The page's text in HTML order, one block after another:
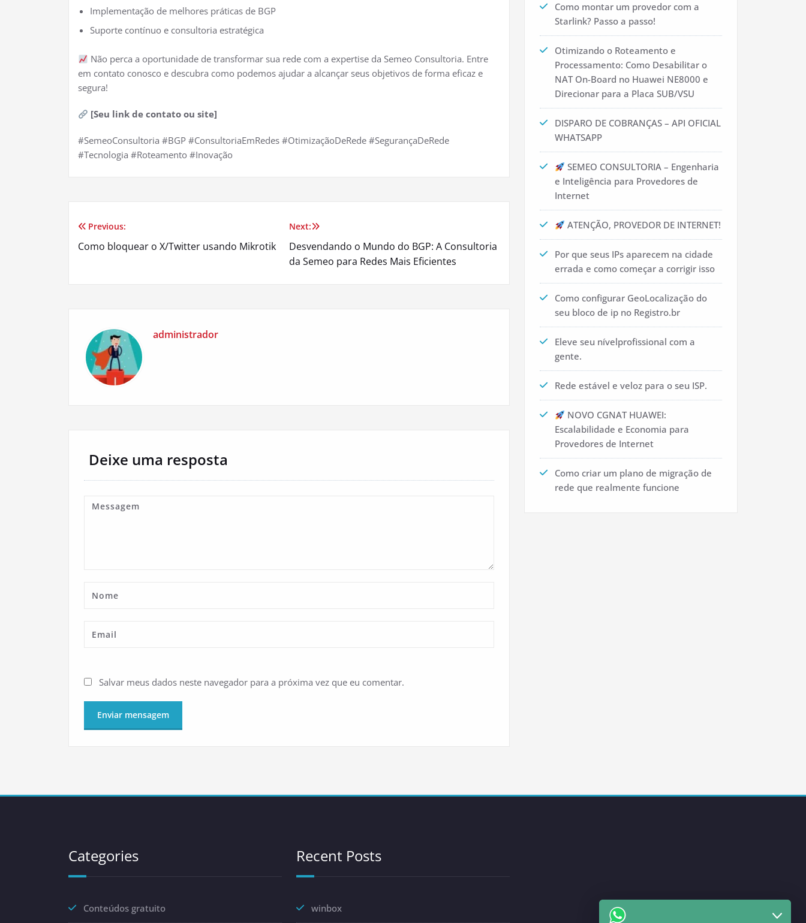
Implementação de melhores práticas de BGP
Suporte contínuo e consultoria estratégica
Não perca a oportunidade de transformar sua rede com a expertise da Semeo Consultoria. Entre
em contato conosco e descubra como podemos ajudar a alcançar seus objetivos de forma eficaz e
segura!
[Seu link de contato ou site]
#SemeoConsultoria #BGP #ConsultoriaEmRedes #OtimizaçãoDeRede #SegurançaDeRede
#Tecnologia #Roteamento #Inovação
Navegação
Previous:
Como bloquear o X/Twitter usando Mikrotik
Next:
Desvendando o Mundo do BGP: A Consultoria
da Semeo para Redes Mais Eficientes
administrador
Deixe uma resposta
Salvar meus dados neste navegador para a próxima vez que eu comentar.
Como montar um provedor com a
Starlink? Passo a passo!
Otimizando o Roteamento e
Processamento: Como Desabilitar o
NAT On-Board no Huawei NE8000 e
Direcionar para a Placa SUB/VSU
DISPARO DE COBRANÇAS – API OFICIAL
WHATSAPP
SEMEO CONSULTORIA – Engenharia
e Inteligência para Provedores de
Internet
ATENÇÃO, PROVEDOR DE INTERNET!
Por que seus IPs aparecem na cidade
errada e como começar a corrigir isso
Como configurar GeoLocalização do
seu bloco de ip no Registro.br
Eleve seu nívelprofissional com a
gente.
Rede estável e veloz para o seu ISP.
NOVO CGNAT HUAWEI:
Escalabilidade e Economia para
Provedores de Internet
Como criar um plano de migração de
rede que realmente funcione
Categories
Conteúdos gratuito
Recent Posts
winbox